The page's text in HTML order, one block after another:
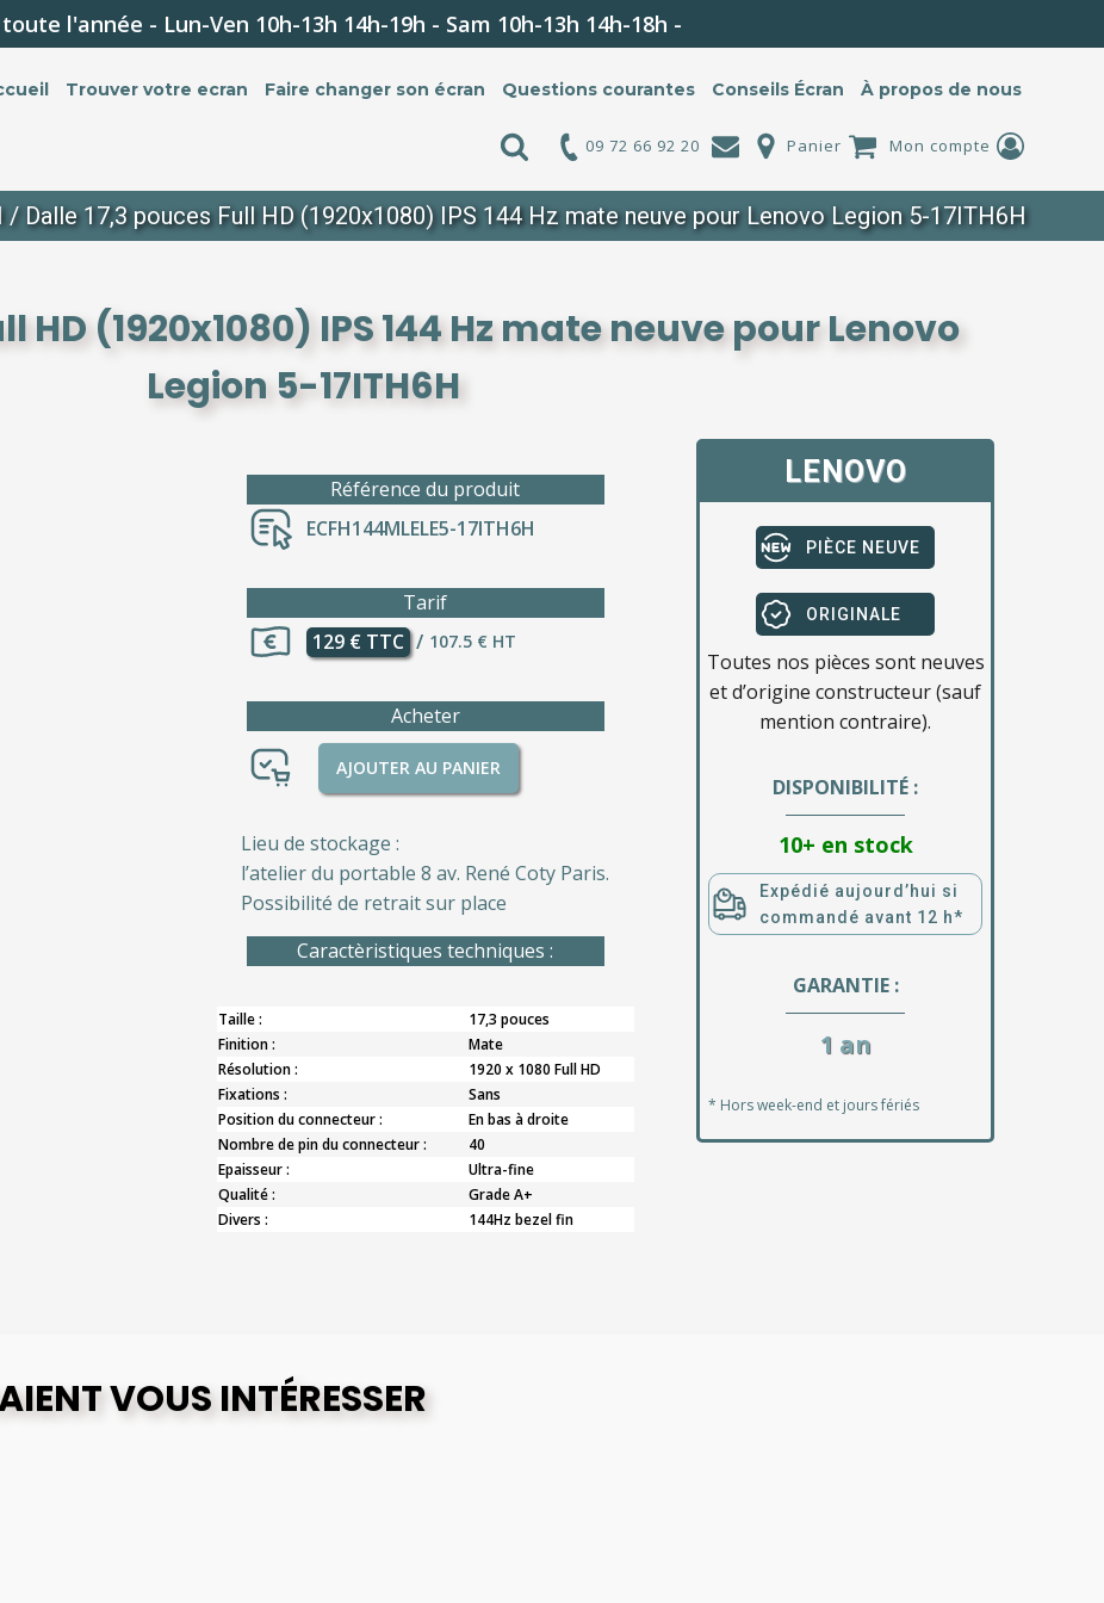
l'année - Lun-Ven 10h-13h 14h-19h - Sam 10h-13h 14h-18h -
Trouver votre ecran Faire changer son écran Questions courantes Conseils Écran À propos de nous
09 72 66 92 20 Panier Mon compte
/ Dalle 17,3 pouces Full HD (1920x1080) IPS 144 Hz mate neuve pour Lenovo Legion 5-17ITH6H
HD (1920x1080) IPS 144 Hz mate neuve pour Lenovo
Legion 5-17ITH6H
Référence du produit
ECFH144MLELE5-17ITH6H
Tarif
129 € TTC / 107.5 € HT
Acheter
AJOUTER AU PANIER
Lieu de stockage :
l’atelier du portable 8 av. René Coty Paris.
Possibilité de retrait sur place
Caractèristiques techniques :
Taille :
17,3 pouces
Finition :
Mate
Résolution :
1920 x 1080 Full HD
Fixations :
Sans
Position du connecteur :
En bas à droite
Nombre de pin du connecteur :
40
Epaisseur :
Ultra-fine
Qualité :
Grade A+
Divers :
144Hz bezel fin
LENOVO
PIÈCE NEUVE
ORIGINALE
Toutes nos pièces sont neuves
et d’origine constructeur (sauf
mention contraire).
DISPONIBILITÉ :
10+ en stock
Expédié aujourd’hui si
commandé avant 12 h*
GARANTIE :
1 an
* Hors week-end et jours fériés
VOUS INTÉRESSER